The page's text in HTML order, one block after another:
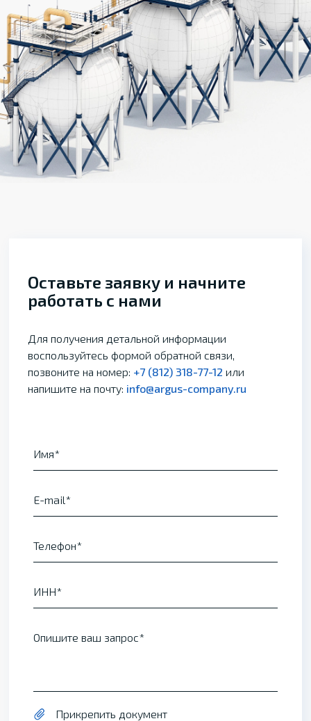
Оставьте заявку и начните
работать с нами
Для получения детальной информации
воспользуйтесь формой обратной связи,
позвоните на номер: +7 (812) 318-77-12 или
напишите на почту: info@argus-company.ru
Имя
E-mail
Телефон
ИНН
Опишите ваш запрос
Прикрепить документ